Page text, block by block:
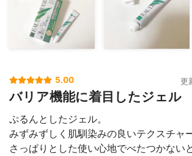
5.00 更
バリア機能に着目したジェル
ぷるんとしたジェル。
みずみずしく肌馴染みの良いテクスチャ
さっぱりとした使い心地でべたつかない